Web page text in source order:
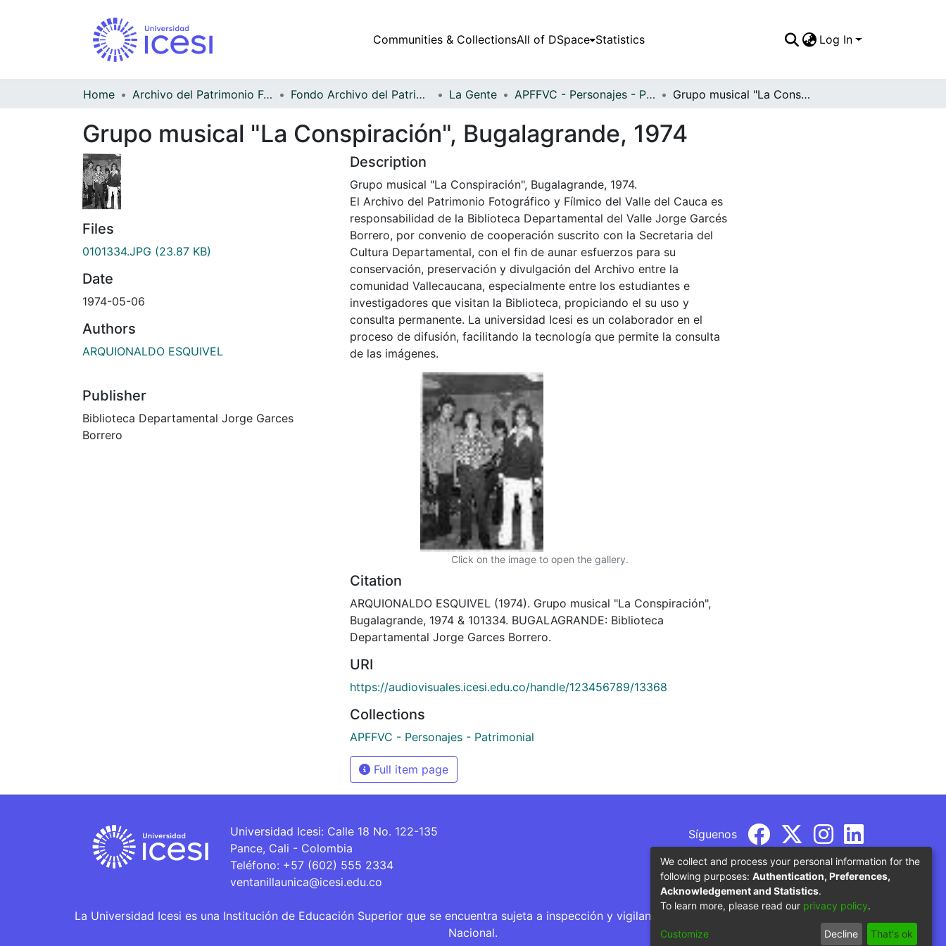
Communities & CollectionsAll of DSpace Statistics Log In
Home Archivo del Patrimonio Fotográfico y Fílmico del Valle del Cauca Fondo Archivo del Patrimonio Fotográfico y Fílmico del Valle del Cauca La Gente APFFVC - Personajes - Patrimonial Grupo musical "La Conspiración", Bugalagrande, 1974
Grupo musical "La Conspiración", Bugalagrande, 1974
Files
0101334.JPG (23.87 KB)
Date
1974-05-06
Authors
ARQUIONALDO ESQUIVEL
Publisher
Biblioteca Departamental Jorge Garces
Borrero
Description
Grupo musical "La Conspiración", Bugalagrande, 1974.
El Archivo del Patrimonio Fotográfico y Fílmico del Valle del Cauca es
responsabilidad de la Biblioteca Departamental del Valle Jorge Garcés
Borrero, por convenio de cooperación suscrito con la Secretaria del
Cultura Departamental, con el fin de aunar esfuerzos para su
conservación, preservación y divulgación del Archivo entre la
comunidad Vallecaucana, especialmente entre los estudiantes e
investigadores que visitan la Biblioteca, propiciando el su uso y
consulta permanente. La universidad Icesi es un colaborador en el
proceso de difusión, facilitando la tecnología que permite la consulta
de las imágenes.
Click on the image to open the gallery.
Citation
ARQUIONALDO ESQUIVEL (1974). Grupo musical "La Conspiración",
Bugalagrande, 1974 & 101334. BUGALAGRANDE: Biblioteca
Departamental Jorge Garces Borrero.
URI
https://audiovisuales.icesi.edu.co/handle/123456789/13368
Collections
APFFVC - Personajes - Patrimonial
Full item page
Universidad Icesi: Calle 18 No. 122-135
Pance, Cali - Colombia
Teléfono: +57 (602) 555 2334
ventanillaunica@icesi.edu.co
Síguenos
La Universidad Icesi es una Institución de Educación Superior que se encuentra sujeta a inspección y vigilancia por parte del Ministerio de Educación
Nacional.
We collect and process your personal information for the
following purposes: Authentication, Preferences,
Acknowledgement and Statistics.
To learn more, please read our privacy policy.
Customize Decline That's ok